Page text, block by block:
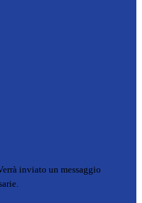
inviato un messaggio